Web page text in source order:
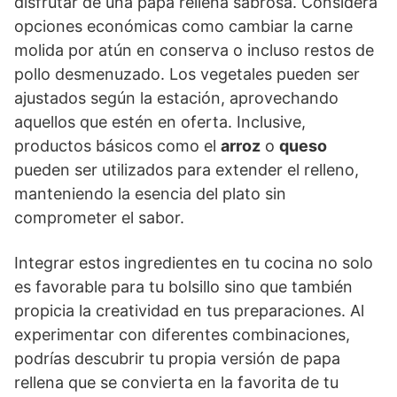
opciones económicas como cambiar la carne
molida por atún en conserva o incluso restos de
pollo desmenuzado. Los vegetales pueden ser
ajustados según la estación, aprovechando
aquellos que estén en oferta. Inclusive,
productos básicos como el arroz o queso
pueden ser utilizados para extender el relleno,
manteniendo la esencia del plato sin
comprometer el sabor.
Integrar estos ingredientes en tu cocina no solo
es favorable para tu bolsillo sino que también
propicia la creatividad en tus preparaciones. Al
experimentar con diferentes combinaciones,
podrías descubrir tu propia versión de papa
rellena que se convierta en la favorita de tu